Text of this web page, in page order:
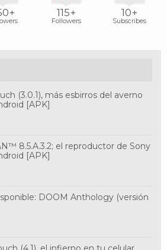
115+
Followers
10+
Subscribes
(3.0.1), más esbirros del averno
[APK]
8.5.A.3.2; el reproductor de Sony
[APK]
DOOM Anthology (versión